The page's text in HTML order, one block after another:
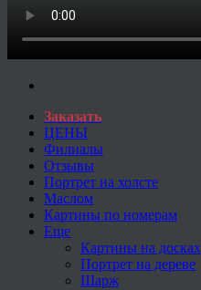
Заказать
ЦЕНЫ
Филиалы
Отзывы
Портрет на холсте
Маслом
Картины по номерам
Еще
Картины на досках
Портрет на дереве
Шарж